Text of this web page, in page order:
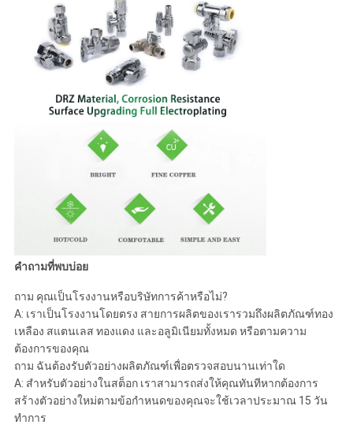
คำถามที่พบบ่อย
ถาม คุณเป็นโรงงานหรือบริษัทการค้าหรือไม่?
A: เราเป็นโรงงานโดยตรง สายการผลิตของเรารวมถึงผลิตภัณฑ์ทอง
เหลือง สแตนเลส ทองแดง และอลูมิเนียมทั้งหมด หรือตามความ
ต้องการของคุณ
ถาม ฉันต้องรับตัวอย่างผลิตภัณฑ์เพื่อตรวจสอบนานเท่าใด
A: สำหรับตัวอย่างในสต็อก เราสามารถส่งให้คุณทันทีหากต้องการ
สร้างตัวอย่างใหม่ตามข้อกำหนดของคุณจะใช้เวลาประมาณ 15 วัน
ทำการ